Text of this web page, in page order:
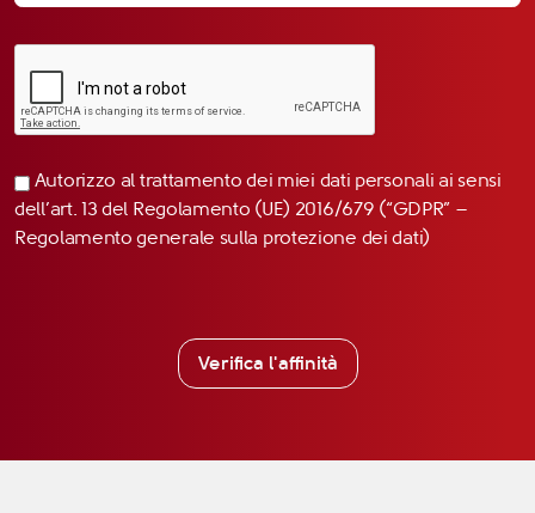
Autorizzo al trattamento dei miei dati personali ai sensi
dell’art. 13 del Regolamento (UE) 2016/679 (“GDPR” –
Regolamento generale sulla protezione dei dati)
Verifica l'affinità